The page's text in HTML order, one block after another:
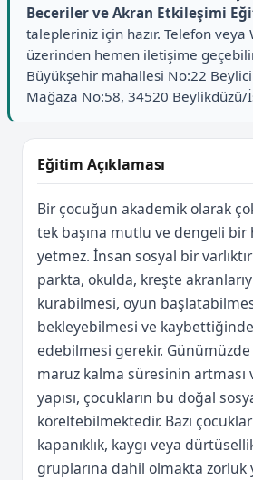
Beceriler ve Akran Etkileşimi
talepleriniz için hazır. Telefon veya
üzerinden hemen iletişime
Büyükşehir mahallesi No:22
Mağaza No:58, 34520 Beylikdüzü/
Eğitim Açıklaması
Bir çocuğun akademik olarak
tek başına mutlu ve dengeli
yetmez. İnsan sosyal bir
parkta, okulda, kreşte
kurabilmesi, oyun
bekleyebilmesi ve
edebilmesi gerekir.
maruz kalma süresinin artması
yapısı, çocukların bu doğal
köreltebilmektedir. Bazı
kapanıklık, kaygı veya
gruplarına dahil olmakta zorluk